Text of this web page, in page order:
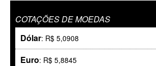
COTAÇÕES DE MOEDAS
Dólar: R$ 5,0908
Euro: R$ 5,8845